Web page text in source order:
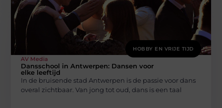
HOBBY EN VRIJE TIJD
AV Media
Dansschool in Antwerpen: Dansen voor
elke leeftijd
In de bruisende stad Antwerpen is de passie voor dans
overal zichtbaar. Van jong tot oud, dans is een taal